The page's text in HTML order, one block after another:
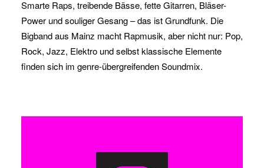
Smarte Raps, treibende Bässe, fette Gitarren, Bläser-
Power und souliger Gesang – das ist Grundfunk. Die
Bigband aus Mainz macht Rapmusik, aber nicht nur: Pop,
Rock, Jazz, Elektro und selbst klassische Elemente
finden sich im genre-übergreifenden Soundmix.